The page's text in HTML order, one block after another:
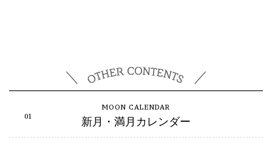
新月・満月カレンダー